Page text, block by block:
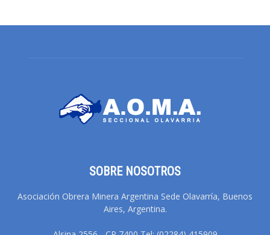
SOBRE NOSOTROS
Asociación Obrera Minera Argentina Sede Olavarría, Buenos
Aires, Argentina.